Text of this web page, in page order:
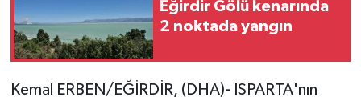
Eğirdir Gölü kenarında
2 noktada yangın
Kemal ERBEN/EĞİRDİR, (DHA)- ISPARTA'nın